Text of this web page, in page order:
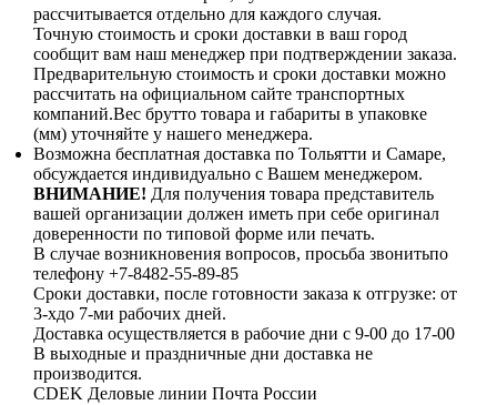
рассчитывается отдельно для каждого случая.
Точную стоимость и сроки доставки в ваш город
сообщит вам наш менеджер при подтверждении заказа.
Предварительную стоимость и сроки доставки можно
рассчитать на официальном сайте транспортных
компаний.Вес брутто товара и габариты в упаковке
(мм) уточняйте у нашего менеджера.
Возможна бесплатная доставка по Тольятти и Самаре,
обсуждается индивидуально с Вашем менеджером.
ВНИМАНИЕ! Для получения товара представитель
вашей организации должен иметь при себе оригинал
доверенности по типовой форме или печать.
В случае возникновения вопросов, просьба звонитьпо
телефону +7-8482-55-89-85
Сроки доставки, после готовности заказа к отгрузке: от
3-хдо 7-ми рабочих дней.
Доставка осуществляется в рабочие дни с 9-00 до 17-00
В выходные и праздничные дни доставка не
производится.
CDEK Деловые линии Почта России